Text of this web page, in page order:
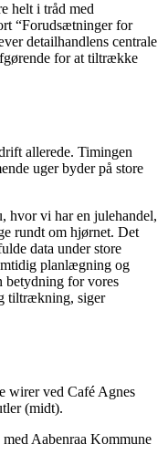
helt i tråd med
“Forudsætninger for
detailhandlens centrale
for at tiltrække
allerede. Timingen
uger byder på store
hvor vi har en julehandel,
rundt om hjørnet. Det
data under store
planlægning og
for vores
tiltrækning, siger
wirer ved Café Agnes
(midt).
Aabenraa Kommune